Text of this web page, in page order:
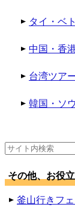
タイ・ベ
中国・香
台湾ツア
韓国・ソ
検
その他、お役
釜山行きフ